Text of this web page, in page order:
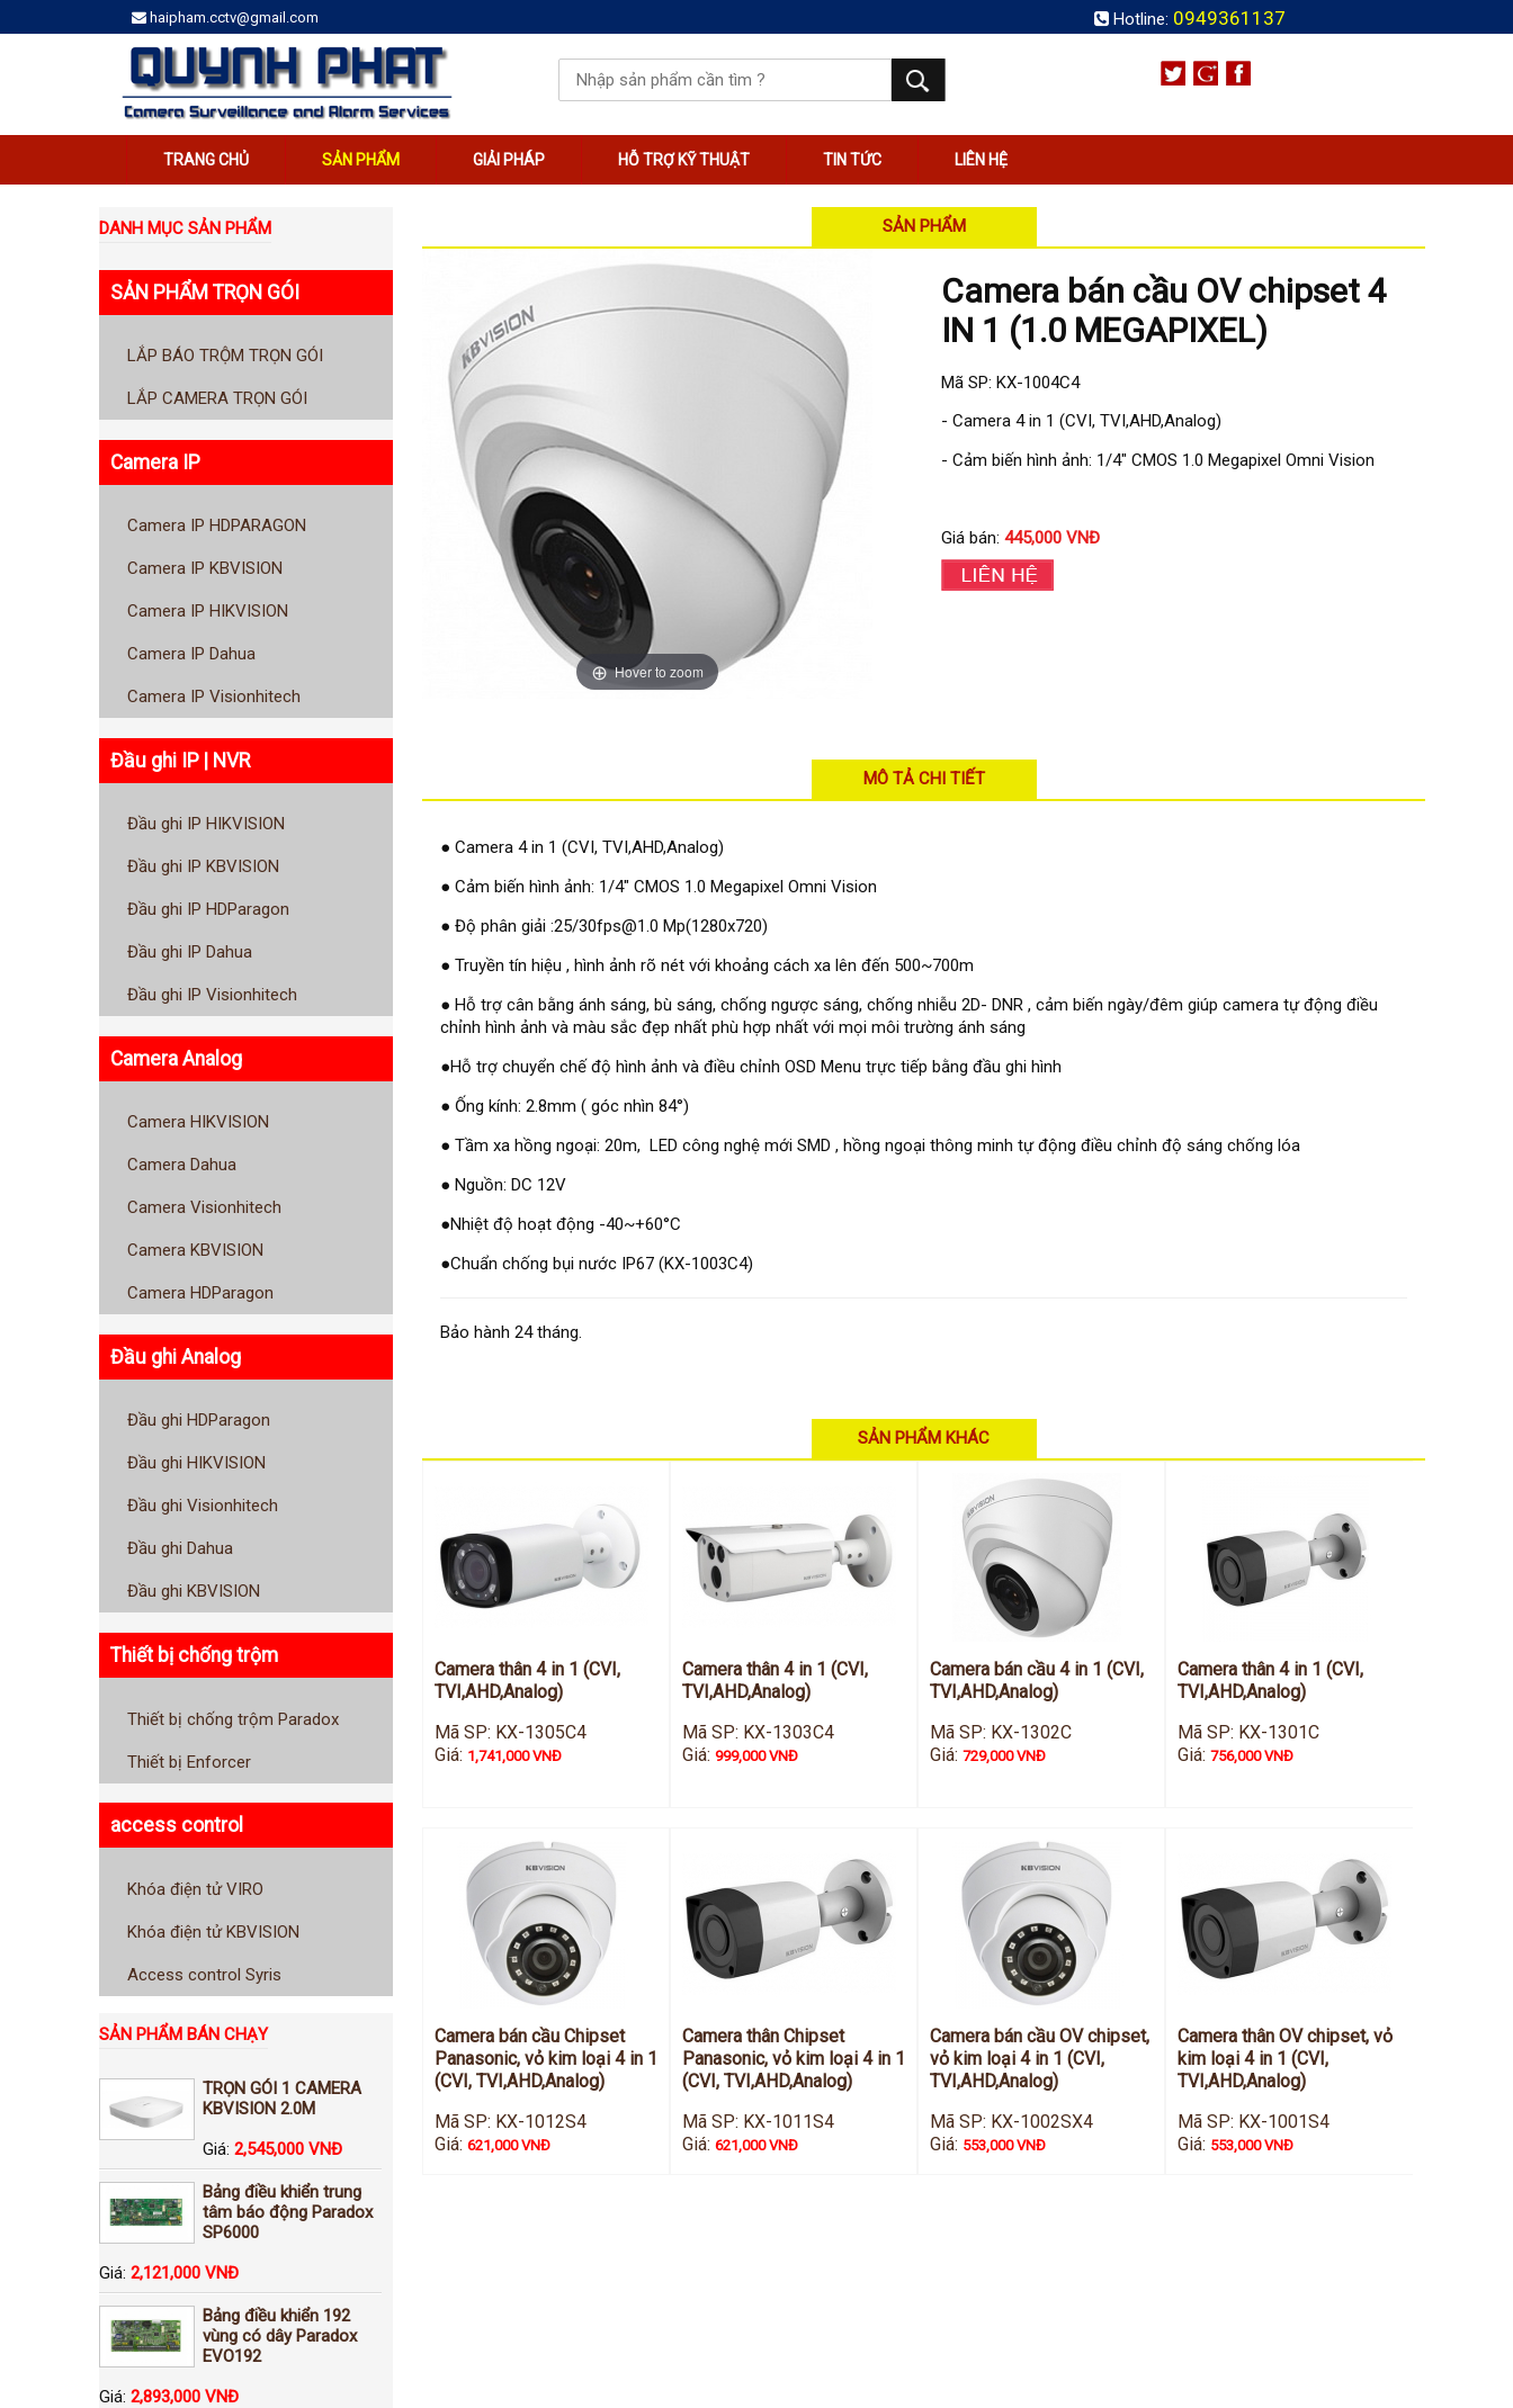
haipham.cctv@gmail.com Hotline: 0949361137
TRANG CHỦ SẢN PHẨM GIẢI PHÁP HỖ TRỢ KỸ THUẬT TIN TỨC LIÊN HỆ
DANH MỤC SẢN PHẨM
SẢN PHẨM TRỌN GÓI
LẮP BÁO TRỘM TRỌN GÓI
LẮP CAMERA TRỌN GÓI
Camera IP
Camera IP HDPARAGON
Camera IP KBVISION
Camera IP HIKVISION
Camera IP Dahua
Camera IP Visionhitech
Đầu ghi IP | NVR
Đầu ghi IP HIKVISION
Đầu ghi IP KBVISION
Đầu ghi IP HDParagon
Đầu ghi IP Dahua
Đầu ghi IP Visionhitech
Camera Analog
Camera HIKVISION
Camera Dahua
Camera Visionhitech
Camera KBVISION
Camera HDParagon
Đầu ghi Analog
Đầu ghi HDParagon
Đầu ghi HIKVISION
Đầu ghi Visionhitech
Đầu ghi Dahua
Đầu ghi KBVISION
Thiết bị chống trộm
Thiết bị chống trộm Paradox
Thiết bị Enforcer
access control
Khóa điện tử VIRO
Khóa điện tử KBVISION
Access control Syris
SẢN PHẨM BÁN CHẠY
TRỌN GÓI 1 CAMERA
KBVISION 2.0M
Giá: 2,545,000 VNĐ
Bảng điều khiển trung
tâm báo động Paradox
SP6000
Giá: 2,121,000 VNĐ
Bảng điều khiển 192
vùng có dây Paradox
EVO192
Giá: 2,893,000 VNĐ
SẢN PHẨM
Hover to zoom
Camera bán cầu OV chipset 4
IN 1 (1.0 MEGAPIXEL)
Mã SP: KX-1004C4
- Camera 4 in 1 (CVI, TVI,AHD,Analog)
- Cảm biến hình ảnh: 1/4" CMOS 1.0 Megapixel Omni Vision
Giá bán: 445,000 VNĐ
MÔ TẢ CHI TIẾT
● Camera 4 in 1 (CVI, TVI,AHD,Analog)
● Cảm biến hình ảnh: 1/4" CMOS 1.0 Megapixel Omni Vision
● Độ phân giải :25/30fps@1.0 Mp(1280x720)
● Truyền tín hiệu , hình ảnh rõ nét với khoảng cách xa lên đến 500~700m
● Hỗ trợ cân bằng ánh sáng, bù sáng, chống ngược sáng, chống nhiễu 2D- DNR , cảm biến ngày/đêm giúp camera tự động điều
chỉnh hình ảnh và màu sắc đẹp nhất phù hợp nhất với mọi môi trường ánh sáng
●Hỗ trợ chuyển chế độ hình ảnh và điều chỉnh OSD Menu trực tiếp bằng đầu ghi hình
● Ống kính: 2.8mm ( góc nhìn 84°)
● Tầm xa hồng ngoại: 20m, LED công nghệ mới SMD , hồng ngoại thông minh tự động điều chỉnh độ sáng chống lóa
● Nguồn: DC 12V
●Nhiệt độ hoạt động -40~+60°C
●Chuẩn chống bụi nước IP67 (KX-1003C4)
Bảo hành 24 tháng.
SẢN PHẨM KHÁC
Camera thân 4 in 1 (CVI,
TVI,AHD,Analog)
Mã SP: KX-1305C4
Giá: 1,741,000 VNĐ
Camera thân 4 in 1 (CVI,
TVI,AHD,Analog)
Mã SP: KX-1303C4
Giá:999,000 VNĐ
Camera bán cầu 4 in 1 (CVI,
TVI,AHD,Analog)
Mã SP: KX-1302C
Giá:729,000 VNĐ
Camera thân 4 in 1 (CVI,
TVI,AHD,Analog)
Mã SP: KX-1301C
Giá:756,000 VNĐ
Camera bán cầu Chipset
Panasonic, vỏ kim loại 4 in 1
(CVI, TVI,AHD,Analog)
Mã SP: KX-1012S4
Giá: 621,000 VNĐ
Camera thân Chipset
Panasonic, vỏ kim loại 4 in 1
(CVI, TVI,AHD,Analog)
Mã SP: KX-1011S4
Giá:621,000 VNĐ
Camera bán cầu OV chipset,
vỏ kim loại 4 in 1 (CVI,
TVI,AHD,Analog)
Mã SP: KX-1002SX4
Giá: 553,000 VNĐ
Camera thân OV chipset, vỏ
kim loại 4 in 1 (CVI,
TVI,AHD,Analog)
Mã SP: KX-1001S4
Giá: 553,000 VNĐ